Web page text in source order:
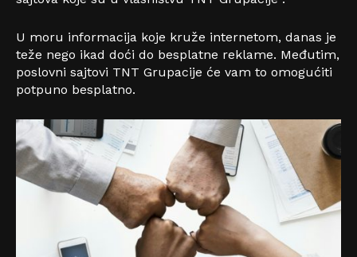
U moru informacija koje kruže internetom, danas je
teže nego ikad doći do besplatne reklame. Međutim,
poslovni sajtovi TNT Grupacije će vam to omogućiti
potpuno besplatno.